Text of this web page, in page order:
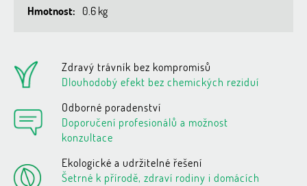
Hmotnost: 0.6 kg
Zdravý trávník bez kompromisů
Dlouhodobý efekt bez chemických reziduí
Odborné poradenství
Doporučení profesionálů a možnost
konzultace
Ekologické a udržitelné řešení
Šetrné k přírodě, zdraví rodiny i domácích